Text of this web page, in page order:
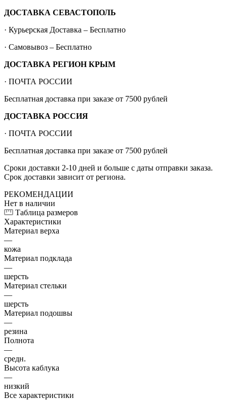
ДОСТАВКА СЕВАСТОПОЛЬ
· Курьерская Доставка – Бесплатно
· Самовывоз – Бесплатно
ДОСТАВКА РЕГИОН КРЫМ
· ПОЧТА РОССИИ
Бесплатная доставка при заказе от 7500 рублей
ДОСТАВКА РОССИЯ
· ПОЧТА РОССИИ
Бесплатная доставка при заказе от 7500 рублей
Сроки доставки 2-10 дней и больше с даты отправки заказа.
Срок доставки зависит от региона.
РЕКОМЕНДАЦИИ
Нет в наличии
Таблица размеров
Характеристики
Материал верха
—
кожа
Материал подклада
—
шерсть
Материал стельки
—
шерсть
Материал подошвы
—
резина
Полнота
—
средн.
Высота каблука
—
низкий
Все характеристики